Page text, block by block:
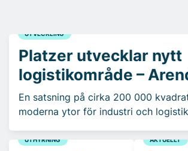
UTVECKLING
Platzer utvecklar nytt
logistikområde –
En satsning på cirka 200 000
moderna ytor för industri och
UTHYRNING AKTUELLT